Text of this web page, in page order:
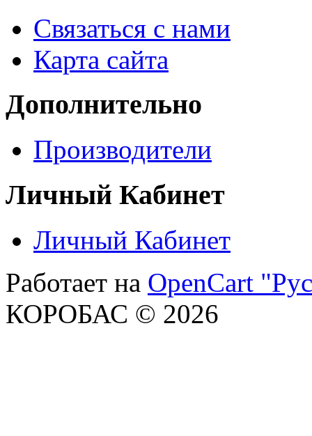
Связаться с нами
Карта сайта
Дополнительно
Производители
Личный Кабинет
Личный Кабинет
Работает на OpenCart
КОРОБАС © 2026